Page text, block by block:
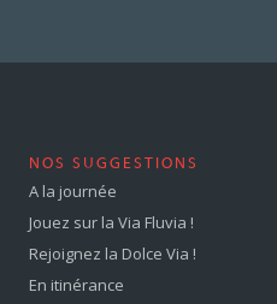
NOS SUGGESTIONS
A la journée
Jouez sur la Via Fluvia !
Rejoignez la Dolce Via !
En itinérance